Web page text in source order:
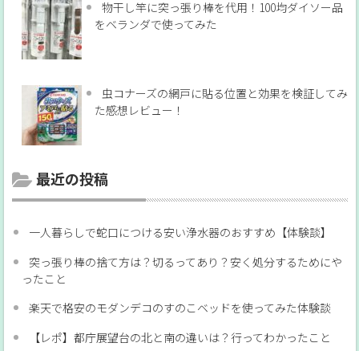
物干し竿に突っ張り棒を代用！100均ダイソー品
をベランダで使ってみた
虫コナーズの網戸に貼る位置と効果を検証してみ
た感想レビュー！
最近の投稿
一人暮らしで蛇口につける安い浄水器のおすすめ【体験談】
突っ張り棒の捨て方は？切るってあり？安く処分するためにや
ったこと
楽天で格安のモダンデコのすのこベッドを使ってみた体験談
【レポ】都庁展望台の北と南の違いは？行ってわかったこと